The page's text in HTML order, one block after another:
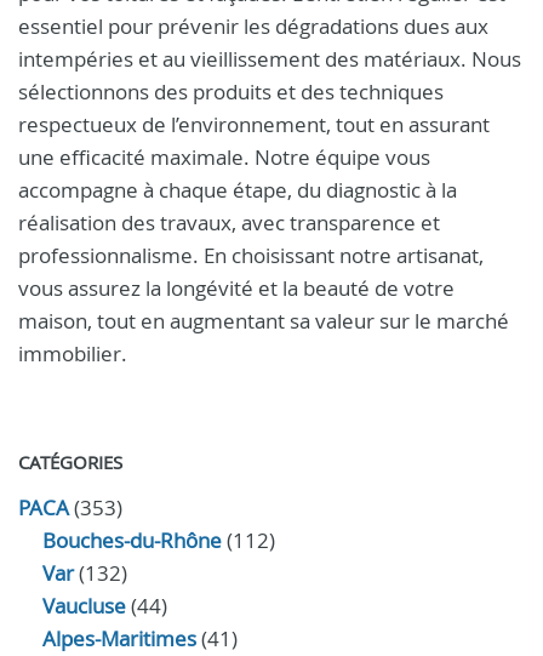
essentiel pour prévenir les dégradations dues aux
intempéries et au vieillissement des matériaux. Nous
sélectionnons des produits et des techniques
respectueux de l’environnement, tout en assurant
une efficacité maximale. Notre équipe vous
accompagne à chaque étape, du diagnostic à la
réalisation des travaux, avec transparence et
professionnalisme. En choisissant notre artisanat,
vous assurez la longévité et la beauté de votre
maison, tout en augmentant sa valeur sur le marché
immobilier.
CATÉGORIES
PACA(353)
Bouches-du-Rhône(112)
Var(132)
Vaucluse(44)
Alpes-Maritimes(41)